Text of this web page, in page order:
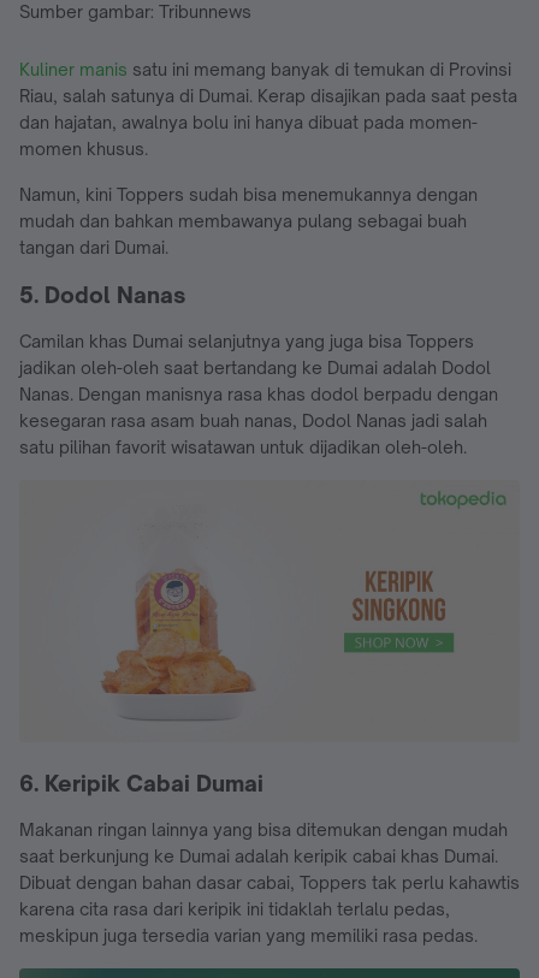
Sumber gambar: Tribunnews
Kuliner manis satu ini memang banyak di temukan di Provinsi
Riau, salah satunya di Dumai. Kerap disajikan pada saat pesta
dan hajatan, awalnya bolu ini hanya dibuat pada momen-
momen khusus.
Namun, kini Toppers sudah bisa menemukannya dengan
mudah dan bahkan membawanya pulang sebagai buah
tangan dari Dumai.
5. Dodol Nanas
Camilan khas Dumai selanjutnya yang juga bisa Toppers
jadikan oleh-oleh saat bertandang ke Dumai adalah Dodol
Nanas. Dengan manisnya rasa khas dodol berpadu dengan
kesegaran rasa asam buah nanas, Dodol Nanas jadi salah
satu pilihan favorit wisatawan untuk dijadikan oleh-oleh.
6. Keripik Cabai Dumai
Makanan ringan lainnya yang bisa ditemukan dengan mudah
saat berkunjung ke Dumai adalah keripik cabai khas Dumai.
Dibuat dengan bahan dasar cabai, Toppers tak perlu kahawtis
karena cita rasa dari keripik ini tidaklah terlalu pedas,
meskipun juga tersedia varian yang memiliki rasa pedas.